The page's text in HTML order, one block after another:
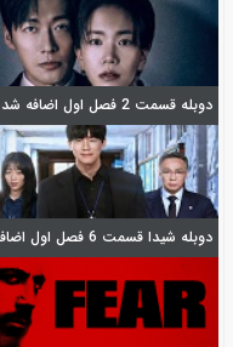
دوبله قسمت 2 فصل اول اضافه شد
دوبله شیدا قسمت 6 فصل اول اضافه شد